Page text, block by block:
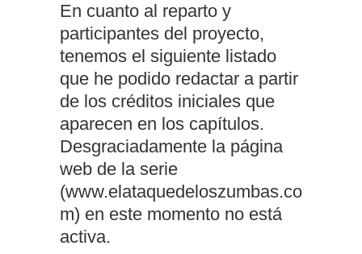
En cuanto al reparto y
participantes del proyecto,
tenemos el siguiente listado
que he podido redactar a partir
de los créditos iniciales que
aparecen en los capítulos.
Desgraciadamente la página
web de la serie
(www.elataquedeloszumbas.co
m) en este momento no está
activa.